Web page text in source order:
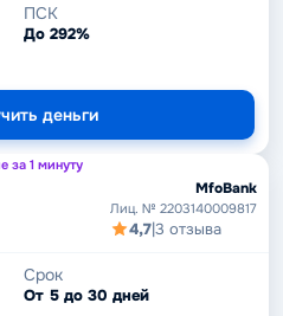
ПСК
До 292%
деньги
за 1 минуту
MfoBank
Лиц. № 2203140009817
4,7|3 отзыва
Срок
От 5 до 30 дней